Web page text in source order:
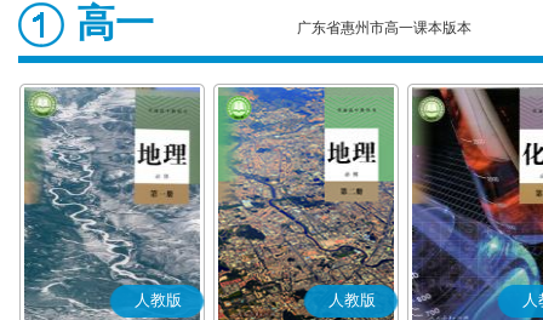
高一 广东省惠州市高一课本版本
人教版 人教版 人